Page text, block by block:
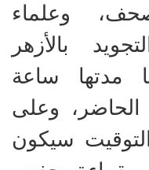
وعلماء
بالأزهر
مدتها ساعة
الحاضر، وعلى
سيكون